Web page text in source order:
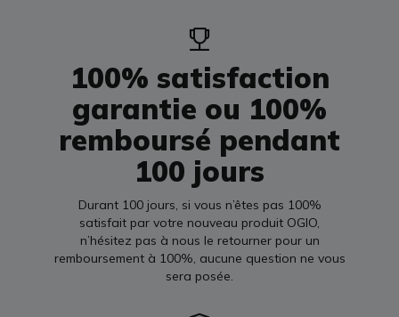
100% satisfaction
garantie ou 100%
remboursé pendant
100 jours
Durant 100 jours, si vous n’êtes pas 100%
satisfait par votre nouveau produit OGIO,
n’hésitez pas à nous le retourner pour un
remboursement à 100%, aucune question ne vous
sera posée.